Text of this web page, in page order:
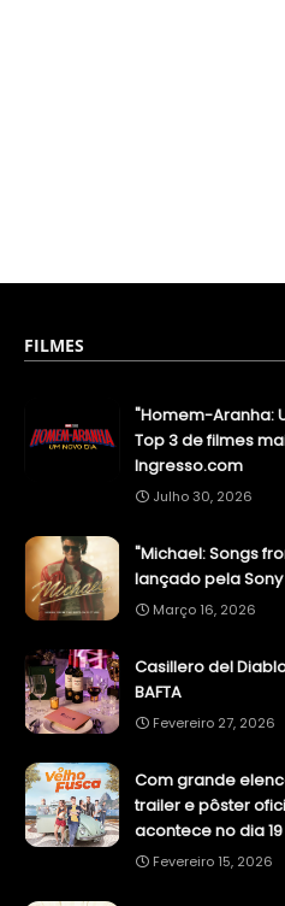
FILMES
"Homem-Aranha:
Top 3 de filmes
Ingresso.com
Julho 30, 2026
"Michael: Songs
lançado pela
Março 16, 2026
Casillero del
BAFTA
Fevereiro 27, 2026
Com grande
trailer e pôster
acontece no dia
Fevereiro 15, 2026